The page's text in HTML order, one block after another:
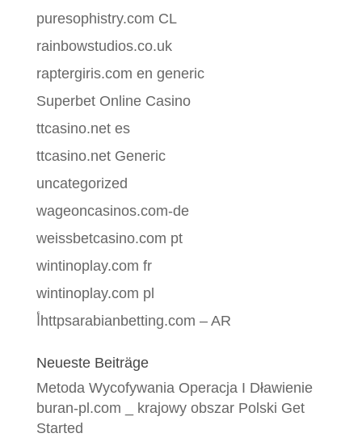
puresophistry.com CL
rainbowstudios.co.uk
raptergiris.com en generic
Superbet Online Casino
ttcasino.net es
ttcasino.net Generic
uncategorized
wageoncasinos.com-de
weissbetcasino.com pt
wintinoplay.com fr
wintinoplay.com pl
أhttpsarabianbetting.com – AR
Neueste Beiträge
Metoda Wycofywania Operacja I Dławienie
buran-pl.com _ krajowy obszar Polski Get
Started